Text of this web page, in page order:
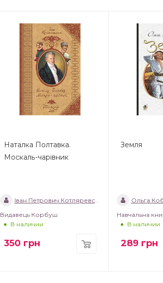
Наталка Полтавка.
Москаль-чарівник
Іван Петрович Котляревський
Видавець Корбуш
В наличии
350 грн
Земля
Ольга
Навчальна
В наличии
289 грн